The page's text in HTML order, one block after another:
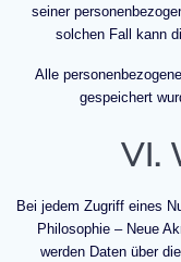
seiner
solchen Fall kann
Alle
gespeichert
VI.
Bei jedem Zugriff eines
Philosophie – Neue
werden Daten über